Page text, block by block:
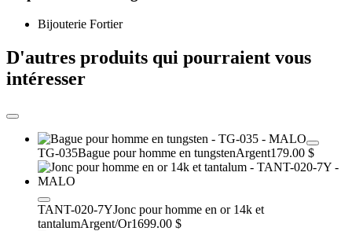
Bijouterie Fortier
D'autres produits qui pourraient vous
intéresser
TG-035Bague pour homme en tungstenArgent179.00 $
TANT-020-7YJonc pour homme en or 14k et
tantalumArgent/Or1699.00 $